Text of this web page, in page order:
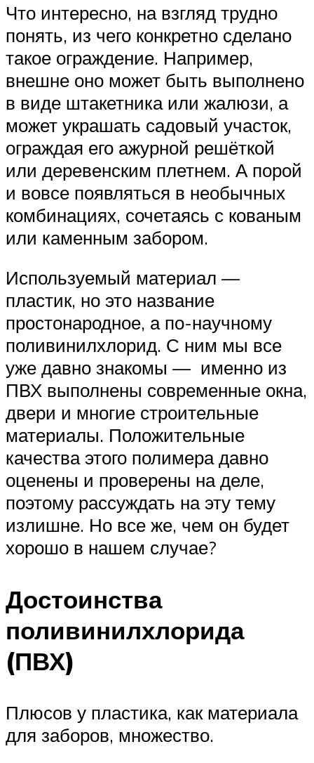
Что интересно, на взгляд трудно
понять, из чего конкретно сделано
такое ограждение. Например,
внешне оно может быть выполнено
в виде штакетника или жалюзи, а
может украшать садовый участок,
ограждая его ажурной решёткой
или деревенским плетнем. А порой
и вовсе появляться в необычных
комбинациях, сочетаясь с кованым
или каменным забором.
Используемый материал —
пластик, но это название
простонародное, а по-научному
поливинилхлорид. С ним мы все
уже давно знакомы — именно из
ПВХ выполнены современные окна,
двери и многие строительные
материалы. Положительные
качества этого полимера давно
оценены и проверены на деле,
поэтому рассуждать на эту тему
излишне. Но все же, чем он будет
хорошо в нашем случае?
Достоинства
поливинилхлорида
(ПВХ)
Плюсов у пластика, как материала
для заборов, множество.